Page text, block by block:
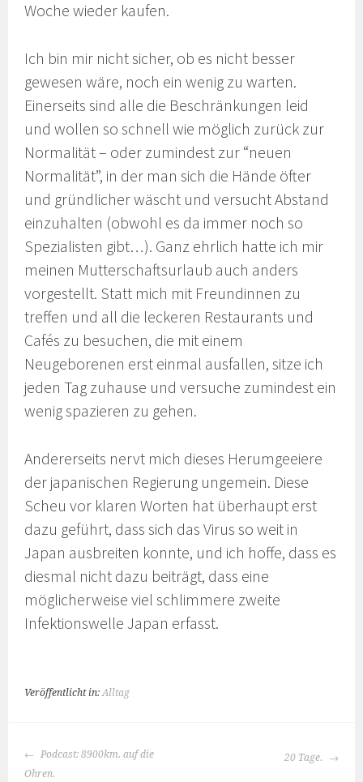
Woche wieder kaufen.
Ich bin mir nicht sicher, ob es nicht besser
gewesen wäre, noch ein wenig zu warten.
Einerseits sind alle die Beschränkungen leid
und wollen so schnell wie möglich zurück zur
Normalität – oder zumindest zur “neuen
Normalität”, in der man sich die Hände öfter
und gründlicher wäscht und versucht Abstand
einzuhalten (obwohl es da immer noch so
Spezialisten gibt…). Ganz ehrlich hatte ich mir
meinen Mutterschaftsurlaub auch anders
vorgestellt. Statt mich mit Freundinnen zu
treffen und all die leckeren Restaurants und
Cafés zu besuchen, die mit einem
Neugeborenen erst einmal ausfallen, sitze ich
jeden Tag zuhause und versuche zumindest ein
wenig spazieren zu gehen.
Andererseits nervt mich dieses Herumgeeiere
der japanischen Regierung ungemein. Diese
Scheu vor klaren Worten hat überhaupt erst
dazu geführt, dass sich das Virus so weit in
Japan ausbreiten konnte, und ich hoffe, dass es
diesmal nicht dazu beiträgt, dass eine
möglicherweise viel schlimmere zweite
Infektionswelle Japan erfasst.
Veröffentlicht in:Alltag
BEITRAGS-
NAVIGATION
Podcast: 8900km. auf die
Ohren.
20 Tage.